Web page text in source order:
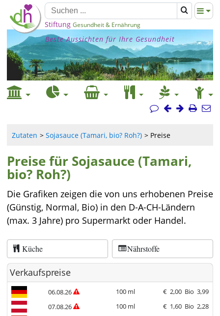
Stiftung Gesundheit & Ernährung
Beste Aussichten für Ihre Gesundheit
Zutaten Sojasauce (Tamari, bio? Roh?) Preise
Preise für Sojasauce (Tamari,
bio? Roh?)
Die Grafiken zeigen die von uns erhobenen Preise
(Günstig, Normal, Bio) in den D-A-CH-Ländern
(max. 3 Jahre) pro Supermarkt oder Handel.
Küche Nährstoffe
Verkaufspreise
06.08.26 100 ml € 2,00 Bio 3,99
07.08.26
100 ml € 1,60 Bio 2,28